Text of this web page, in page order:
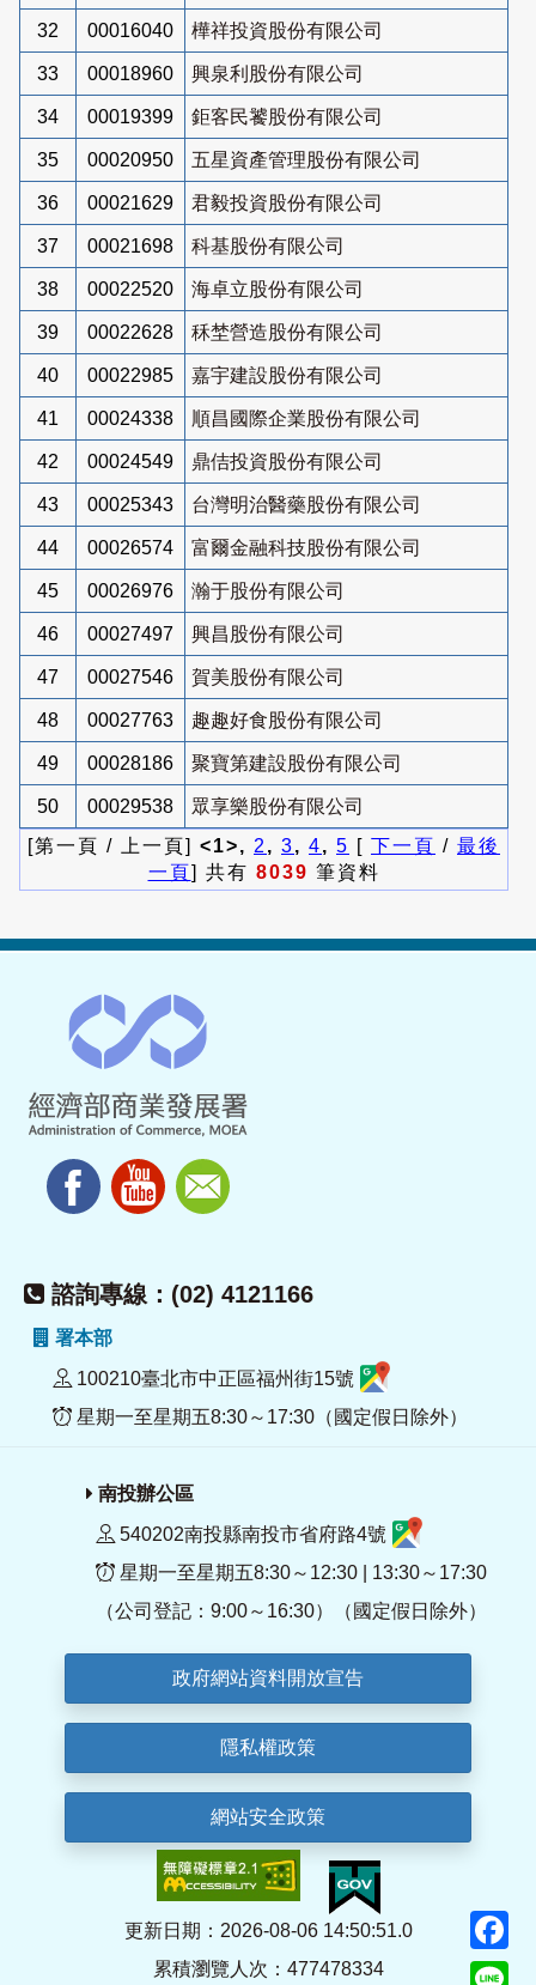
32 00016040 樺祥投資股份有限公司
33 00018960 興泉利股份有限公司
34 00019399 鉅客民饕股份有限公司
35 00020950 五星資產管理股份有限公司
36 00021629 君毅投資股份有限公司
37 00021698 科基股份有限公司
38 00022520 海卓立股份有限公司
39 00022628 秝埜營造股份有限公司
40 00022985 嘉宇建設股份有限公司
41 00024338 順昌國際企業股份有限公司
42 00024549 鼎佶投資股份有限公司
43 00025343 台灣明治醫藥股份有限公司
44 00026574 富爾金融科技股份有限公司
45 00026976 瀚于股份有限公司
46 00027497 興昌股份有限公司
47 00027546 賀美股份有限公司
48 00027763 趣趣好食股份有限公司
49 00028186 聚寶第建設股份有限公司
50 00029538
眾享樂股份有限公司
[第一頁 / 上一頁] <1>, 2 , 3, 4, 5 [ 下一頁 / 最後
一頁] 共有 8039 筆資料
諮詢專線：(02) 4121166
署本部
100210臺北市中正區福州街15號
星期一至星期五8:30～17:30（國定假日除外）
南投辦公區
540202南投縣南投市省府路4號
星期一至星期五8:30～12:30 | 13:30～17:30
（公司登記：9:00～16:30）（國定假日除外）
政府網站資料開放宣告
隱私權政策
網站安全政策
更新日期：2026-08-06 14:50:51.0
累積瀏覽人次：477478334